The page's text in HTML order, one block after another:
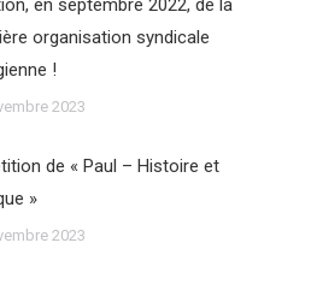
en septembre 2022, de la
organisation syndicale
!
2023
de « Paul – Histoire et
»
2023